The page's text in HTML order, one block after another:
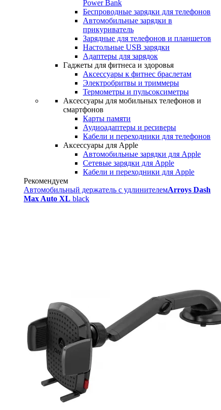
Power Bank
Беспроводные зарядки для телефонов
Автомобильные зарядки в
прикуриватель
Зарядные для телефонов и планшетов
Настольные USB зарядки
Адаптеры для зарядок
Гаджеты для фитнеса и здоровья
Аксессуары к фитнес браслетам
Электробритвы и триммеры
Термометры и пульсоксиметры
Аксессуары для мобильных телефонов и
смартфонов
Карты памяти
Аудиоадаптеры и ресиверы
Кабели и переходники для телефонов
Аксессуары для Apple
Автомобильные зарядки для Apple
Сетевые зарядки для Apple
Кабели и переходники для Apple
Рекомендуем
Автомобильный держатель с удлинителемArroys Dash
Max Auto XL black